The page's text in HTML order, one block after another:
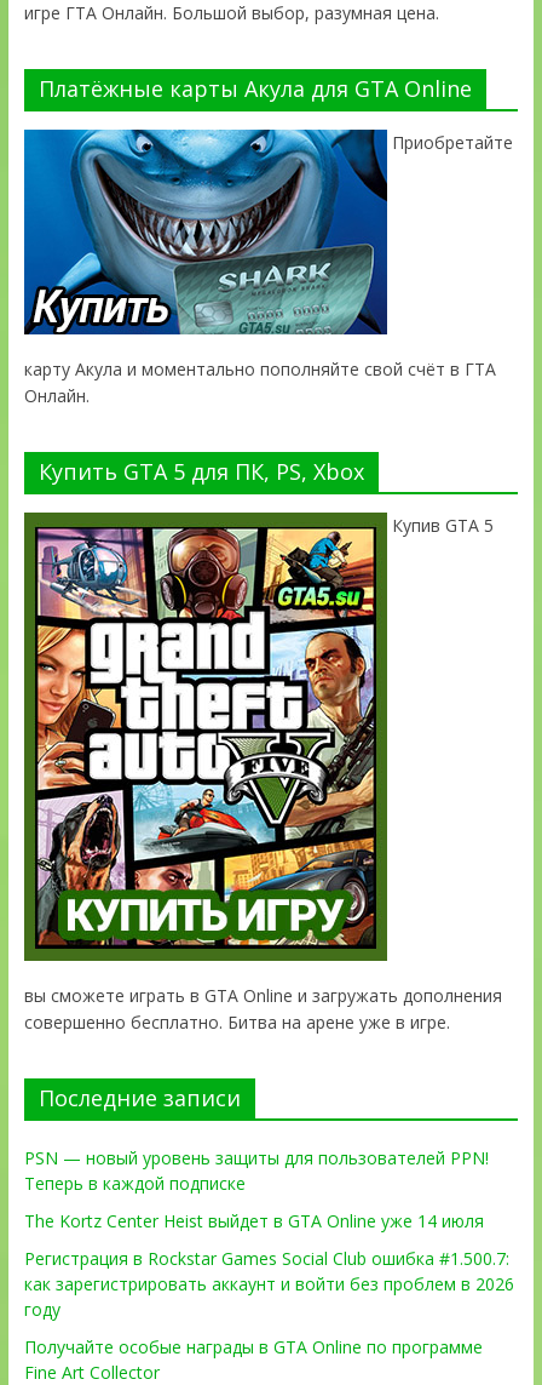
игре ГТА Онлайн. Большой выбор, разумная цена.
Платёжные карты Акула для GTA Online
Приобретайте
карту Акула и моментально пополняйте свой счёт в ГТА
Онлайн.
Купить GTA 5 для ПК, PS, Xbox
Купив GTA 5
вы сможете играть в GTA Online и загружать дополнения
совершенно бесплатно. Битва на арене уже в игре.
Последние записи
PSN — новый уровень защиты для пользователей PPN!
Теперь в каждой подписке
The Kortz Center Heist выйдет в GTA Online уже 14 июля
Регистрация в Rockstar Games Social Club ошибка #1.500.7:
как зарегистрировать аккаунт и войти без проблем в 2026
году
Получайте особые награды в GTA Online по программе
Fine Art Collector